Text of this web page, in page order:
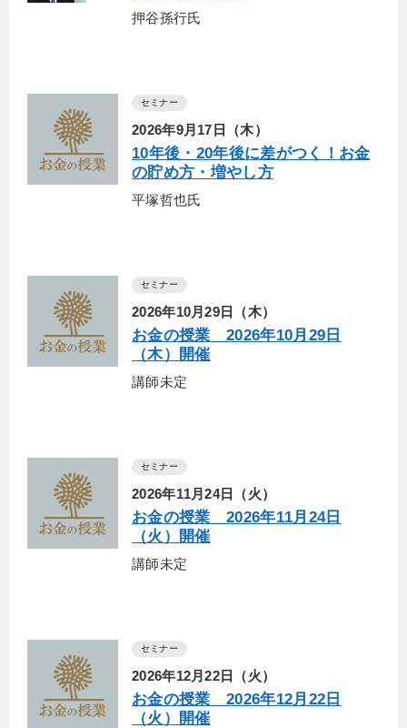
押谷孫行氏
セミナー
2026年9月17日（木）
10年後・20年後に差がつく！お金
の貯め方・増やし方
平塚哲也氏
セミナー
2026年10月29日（木）
お金の授業 2026年10月29日
（木）開催
講師未定
セミナー
2026年11月24日（火）
お金の授業 2026年11月24日
（火）開催
講師未定
セミナー
2026年12月22日（火）
お金の授業 2026年12月22日
（火）開催